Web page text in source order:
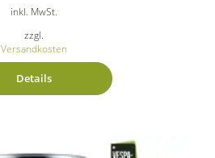
inkl. MwSt.
zzgl.
Versandkosten
Details